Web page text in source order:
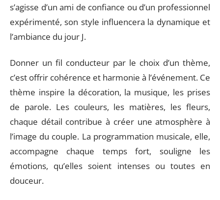
s’agisse d’un ami de confiance ou d’un professionnel
expérimenté, son style influencera la dynamique et
l’ambiance du jour J.
Donner un fil conducteur par le choix d’un thème,
c’est offrir cohérence et harmonie à l’événement. Ce
thème inspire la décoration, la musique, les prises
de parole. Les couleurs, les matières, les fleurs,
chaque détail contribue à créer une atmosphère à
l’image du couple. La programmation musicale, elle,
accompagne chaque temps fort, souligne les
émotions, qu’elles soient intenses ou toutes en
douceur.